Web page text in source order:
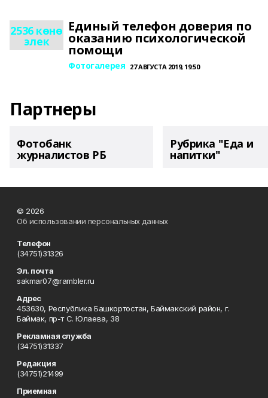
2536 көнө
элек
Единый телефон доверия по
оказанию психологической
помощи
Фотогалерея 27 АВГУСТА 2019, 19:50
Партнеры
Фотобанк
журналистов РБ
Рубрика "Еда и
напитки"
© 2026
Об использовании персональных данных
Телефон
(34751)31326
Эл. почта
sakmar07@rambler.ru
Адрес
453630, Республика Башкортостан, Баймакский район, г.
Баймак, пр-т С. Юлаева, 38
Рекламная служба
(34751)31337
Редакция
(34751)21499
Приемная